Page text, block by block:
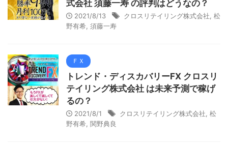
式会社 須藤一寿 の評判はどうなの？
2021/8/13 クロスリテイリング株式会社 松
野有希 須藤一寿
ＦＸ
トレンド・ディスカバリーFX クロスリ
テイリング株式会社 は未来予測で稼げ
るの？
2021/8/1 クロスリテイリング株式会社 松
野有希 関野典良